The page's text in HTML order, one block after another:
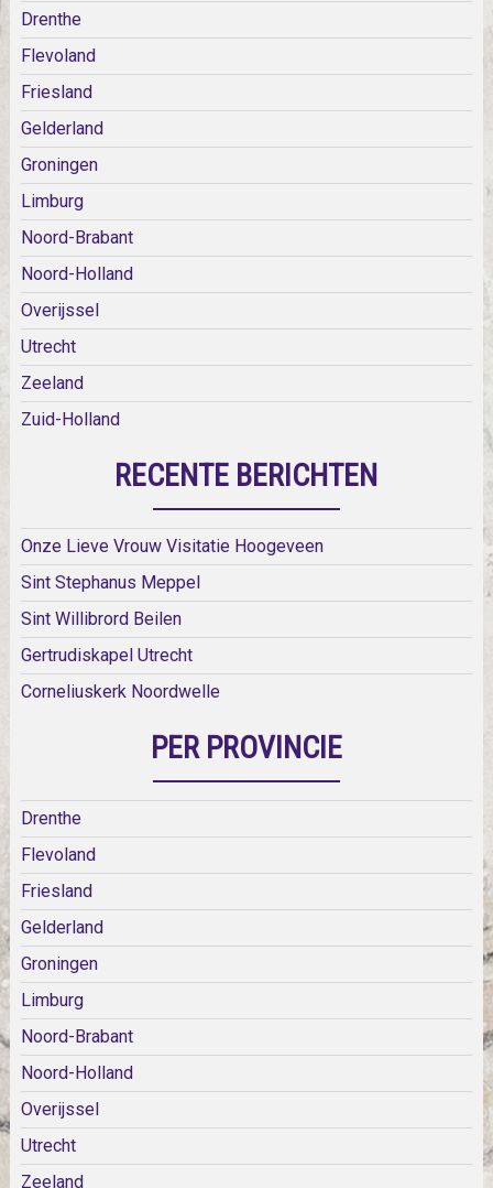
Drenthe
Flevoland
Friesland
Gelderland
Groningen
Limburg
Noord-Brabant
Noord-Holland
Overijssel
Utrecht
Zeeland
Zuid-Holland
RECENTE BERICHTEN
Onze Lieve Vrouw Visitatie Hoogeveen
Sint Stephanus Meppel
Sint Willibrord Beilen
Gertrudiskapel Utrecht
Corneliuskerk Noordwelle
PER PROVINCIE
Drenthe
Flevoland
Friesland
Gelderland
Groningen
Limburg
Noord-Brabant
Noord-Holland
Overijssel
Utrecht
Zeeland